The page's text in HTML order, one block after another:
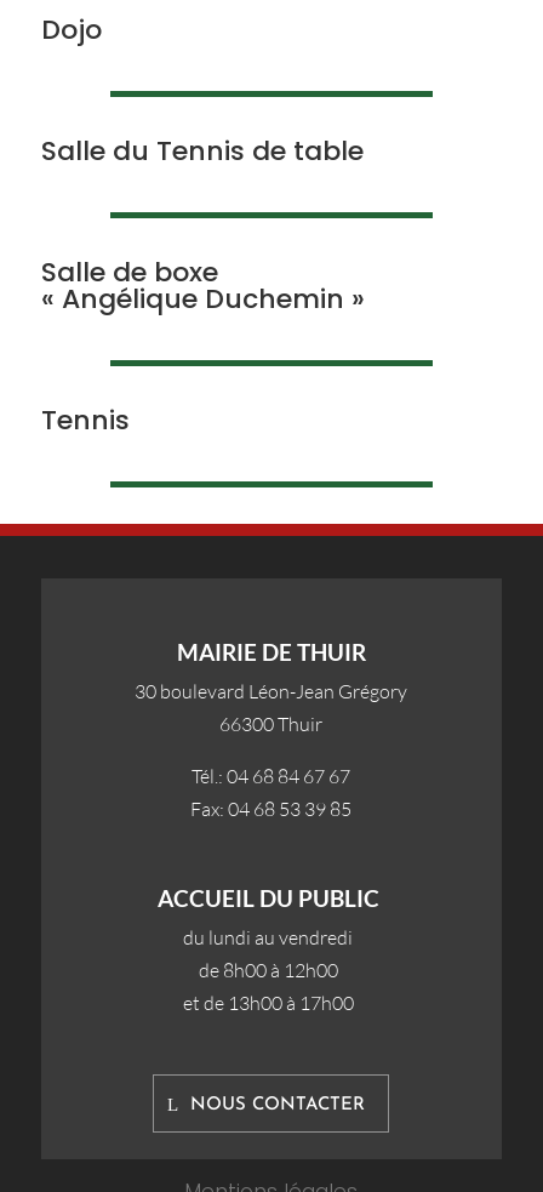
Dojo
Salle du Tennis de table
Salle de boxe
« Angélique Duchemin »
Tennis
MAIRIE DE THUIR
30 boulevard Léon-Jean Grégory
66300 Thuir
Tél.: 04 68 84 67 67
Fax: 04 68 53 39 85
ACCUEIL DU PUBLIC
du lundi au vendredi
de 8h00 à 12h00
et de 13h00 à 17h00
NOUS CONTACTER